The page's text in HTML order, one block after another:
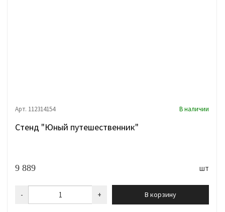
Арт. 112314154 В наличии
Стенд "Юный путешественник"
9 889 шт
- + В корзину